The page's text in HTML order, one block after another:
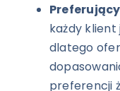
każdy
dlatego
preferencji